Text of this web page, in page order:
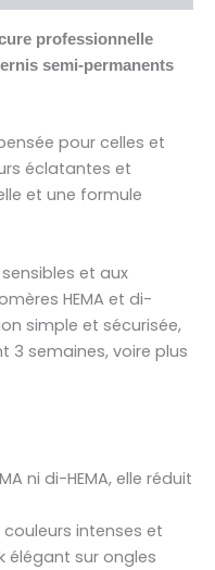
professionnelle
semi-permanents
pour celles et
éclatantes et
et une formule
et aux
HEMA et di-
simple et sécurisée,
semaines, voire plus
ni di-HEMA, elle réduit
intenses et
élégant sur ongles